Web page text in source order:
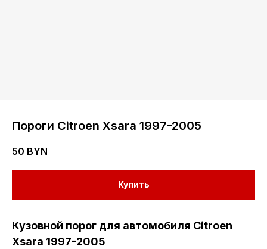
Пороги Сitroen Xsara 1997-2005
50 BYN
Купить
Кузовной порог для автомобиля Citroen
Xsara 1997-2005